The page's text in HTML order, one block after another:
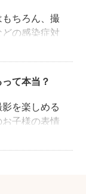
一切ござい
人気のポイ
ちろん、撮
の感染症対
合わせなが
いか注意を
安心くださ
て本当？
を楽しめる
子様の表情
メラマンの